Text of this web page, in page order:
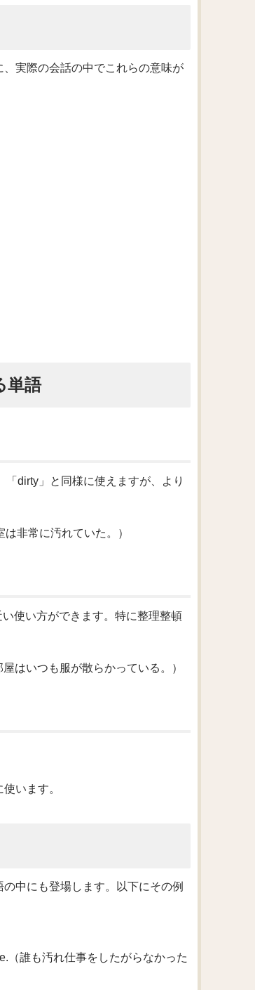
実際の会話の中でこれらの意味が
単語
「dirty」と同様に使えますが、より
非常に汚れていた。）
使い方ができます。特に整理整頓
はいつも服が散らかっている。）
います。
中にも登場します。以下にその例
（誰も汚れ仕事をしたがらなかった